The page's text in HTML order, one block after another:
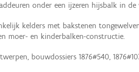
onder een ijzeren hijsbalk in
kelders met bakstenen
moer- en kinderbalken-constructie.
bouwdossiers 1876#540,